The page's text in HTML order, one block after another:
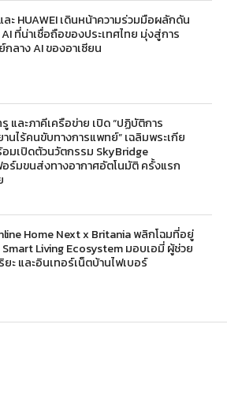
ละ HUAWEI เดินหน้าความร่วมมือผลักดัน
ที่น่าเชื่อถือของประเทศไทย มุ่งสู่การ
กลาง AI ของอาเซียน
และภาคีเครือข่าย เปิด “ปฏิบัติการ
านไร้คนขับทางการแพทย์” เฉลิมพระเกีย
มเปิดตัวนวัตกรรม SkyBridge
ร์มขนส่งทางอากาศอัตโนมัติ ครั้งแรก
Home Next x Britania พลิกโฉมที่อยู่
Living Ecosystem มอบเอมี่ ผู้ช่วย
ยะ และอินเทอร์เน็ตบ้านไฟเบอร์